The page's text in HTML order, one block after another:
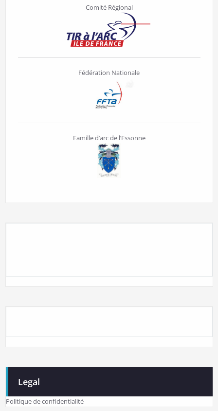
Comité Régional
Fédération Nationale
Famille d’arc de l’Essonne
Legal
Politique de confidentialité